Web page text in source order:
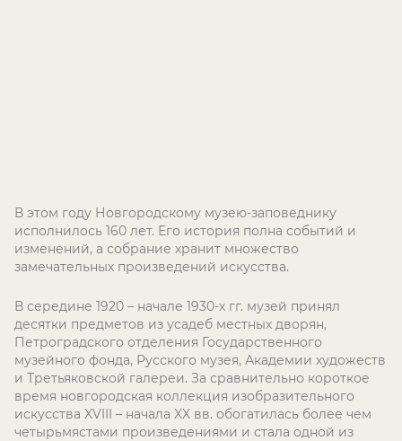
В этом году Новгородскому музею-заповеднику
исполнилось 160 лет. Его история полна событий и
изменений, а собрание хранит множество
замечательных произведений искусства.
В середине 1920 – начале 1930-х гг. музей принял
десятки предметов из усадеб местных дворян,
Петроградского отделения Государственного
музейного фонда, Русского музея, Академии художеств
и Третьяковской галереи. За сравнительно короткое
время новгородская коллекция изобразительного
искусства XVIII – начала XX вв. обогатилась более чем
четырьмястами произведениями и стала одной из